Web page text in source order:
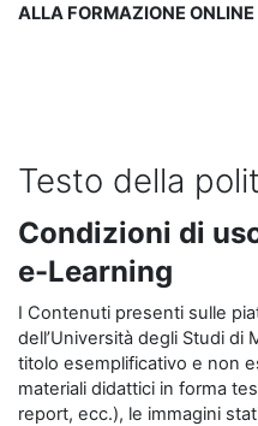
ALLA FORMAZIONE ONLINE
Testo della
Condizioni di
e-Learning
I Contenuti presenti sulle
dell’Università degli Studi di
titolo esemplificativo e non
materiali didattici in forma
report, ecc.), le immagini